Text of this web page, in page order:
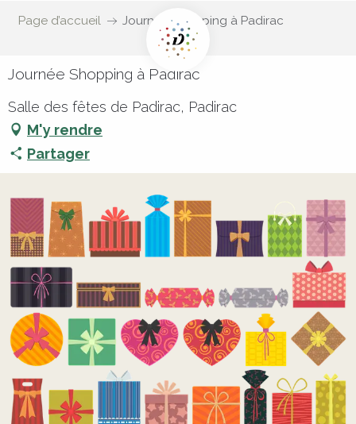
Page d’accueil Journée Shopping à Padirac
Journée Shopping à Padirac
Salle des fêtes de Padirac, Padirac
M'y rendre
Partager